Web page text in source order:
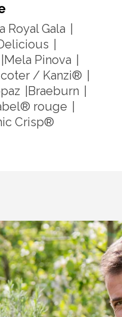
Royal Gala
Mela Pinova
/ Kanzi®
Braeburn
rouge
Crisp®